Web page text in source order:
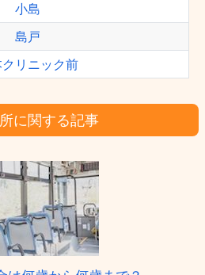
小島
島戸
リニック前
に関する記事